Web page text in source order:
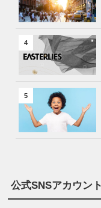
4
5
公式SNSアカウント